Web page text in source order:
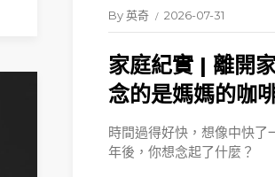
By英奇 2026-07-31
家庭紀實 | 離開
念的是媽媽的咖
時間過得好快，想像中快了
年後，你想念起了什麼？